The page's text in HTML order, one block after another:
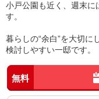
小戸公園も近く、週末
す。
暮らしの“余白”を大切に
検討しやすい一邸です。
無料